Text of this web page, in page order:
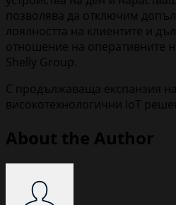
позволява да отключим
лоялността на клиентите и
отношение на оперативните
Shelly Group.
С продължаваща експанзия
високотехнологични IoT
About the Author